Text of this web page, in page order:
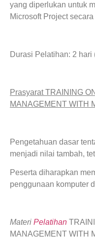
yang diperlukan untuk
Microsoft Project
Durasi Pelatihan: 2 hari
Prasyarat TRAINING
MANAGEMENT WITH
Pengetahuan dasar
menjadi nilai tambah,
Peserta diharapkan
penggunaan komputer
Materi Pelatihan
MANAGEMENT WITH